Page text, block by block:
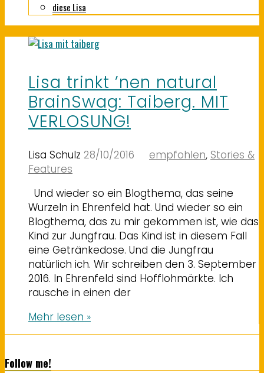
diese Lisa
Lisa trinkt ’nen natural
BrainSwag: Taiberg. MIT
VERLOSUNG!
Lisa Schulz 28/10/2016 empfohlen, Stories &
Features
Und wieder so ein Blogthema, das seine
Wurzeln in Ehrenfeld hat. Und wieder so ein
Blogthema, das zu mir gekommen ist, wie das
Kind zur Jungfrau. Das Kind ist in diesem Fall
eine Getränkedose. Und die Jungfrau
natürlich ich. Wir schreiben den 3. September
2016. In Ehrenfeld sind Hofflohmärkte. Ich
rausche in einen der
Mehr lesen »
Follow me!